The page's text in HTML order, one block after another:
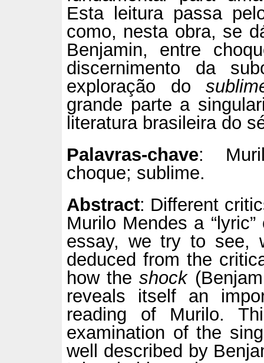
Esta leitura passa
como, nesta obra, se
Benjamin, entre
discernimento da
exploração do
grande parte a
literatura brasileira do
Palavras-chave:
choque; sublime.
Abstract: Different
Murilo Mendes a
essay, we try to see,
deduced from the
how theshock
reveals itself an
reading of Murilo.
examination of the
well described by